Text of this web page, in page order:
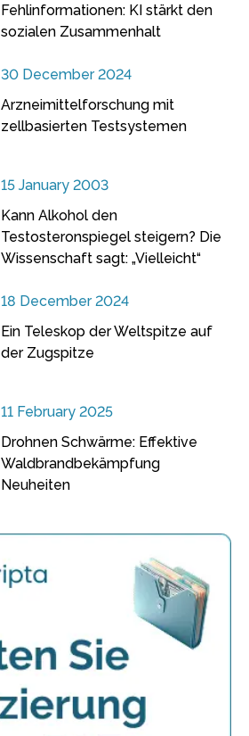
Fehlinformationen: KI stärkt den
sozialen Zusammenhalt
30 December 2024
Arzneimittelforschung mit
zellbasierten Testsystemen
15 January 2003
Kann Alkohol den
Testosteronspiegel steigern? Die
Wissenschaft sagt: „Vielleicht“
18 December 2024
Ein Teleskop der Weltspitze auf
der Zugspitze
11 February 2025
Drohnen Schwärme: Effektive
Waldbrandbekämpfung
Neuheiten